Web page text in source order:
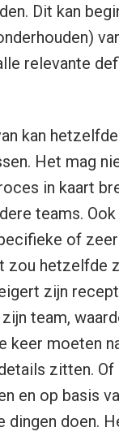
Dit kan
relevante
kan
Het mag
in kaart
teams.
of
zou hetzelfde
zijn
team,
keer moeten
zitten. Of
en op basis
dingen doen.